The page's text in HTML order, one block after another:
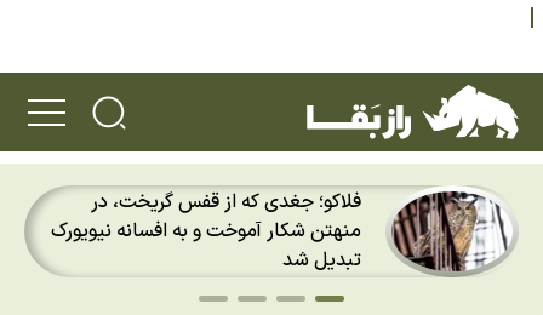
فلاکو؛ جغدی که از قفس گریخت، در
منهتن شکار آموخت و به افسانه نیویورک
تبدیل شد